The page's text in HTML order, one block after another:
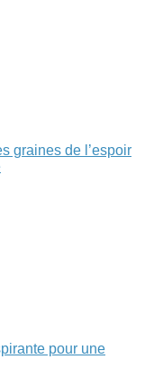
graines de l’espoir
pour une